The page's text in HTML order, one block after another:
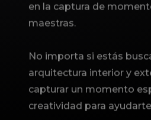
en la captura de
maestras.
No importa si estás
arquitectura interior y
capturar un momento
creatividad para